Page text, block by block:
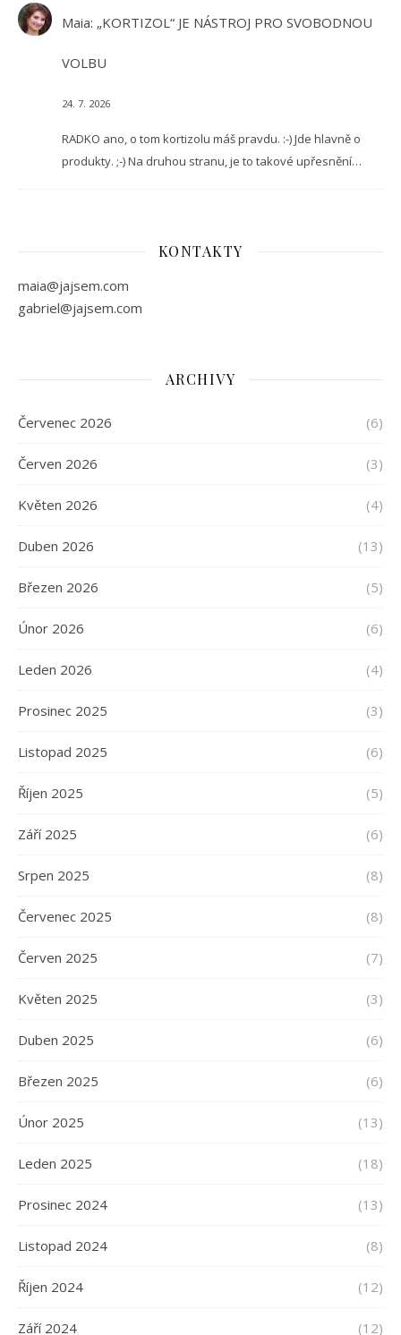
Maia: „KORTIZOL“ JE NÁSTROJ PRO SVOBODNOU
VOLBU
24. 7. 2026
RADKO ano, o tom kortizolu máš pravdu. :-) Jde hlavně o
produkty. ;-) Na druhou stranu, je to takové upřesnění…
KONTAKTY
maia@jajsem.com
gabriel@jajsem.com
ARCHIVY
Červenec 2026 (6)
Červen 2026 (3)
Květen 2026 (4)
Duben 2026 (13)
Březen 2026 (5)
Únor 2026 (6)
Leden 2026 (4)
Prosinec 2025 (3)
Listopad 2025 (6)
Říjen 2025 (5)
Září 2025 (6)
Srpen 2025 (8)
Červenec 2025 (8)
Červen 2025 (7)
Květen 2025 (3)
Duben 2025 (6)
Březen 2025 (6)
Únor 2025 (13)
Leden 2025 (18)
Prosinec 2024 (13)
Listopad 2024 (8)
Říjen 2024 (12)
Září 2024 (12)